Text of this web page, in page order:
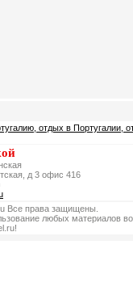
отдых в Португалии,
д 3 офис 416
Все права защищены.
любых материалов